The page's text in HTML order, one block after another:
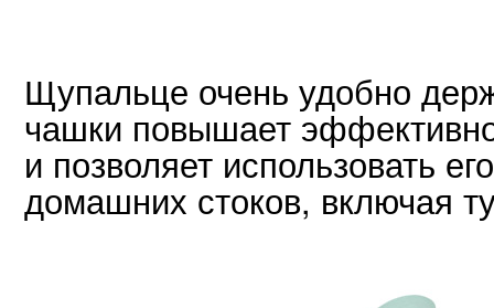
Щупальце очень удобно
чашки повышает
и позволяет использовать
домашних стоков, включая